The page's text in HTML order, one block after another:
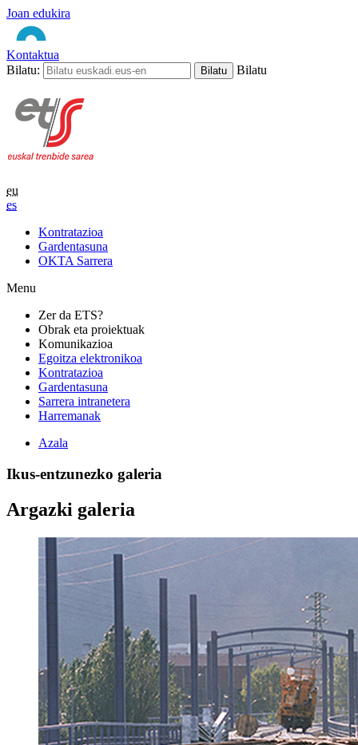
Joan edukira
Kontaktua
Bilatu:
Bilatu
eu
es
Kontratazioa
Gardentasuna
OKTA Sarrera
Menu
Zer da ETS?
Obrak eta proiektuak
Komunikazioa
Egoitza elektronikoa
Kontratazioa
Gardentasuna
Sarrera intranetera
Harremanak
Azala
Ikus-entzunezko galeria
Argazki galeria